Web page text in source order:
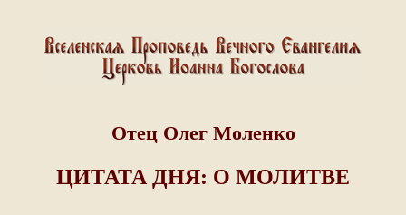
Отец Олег Моленко
ЦИТАТА ДНЯ: О МОЛИТВЕ